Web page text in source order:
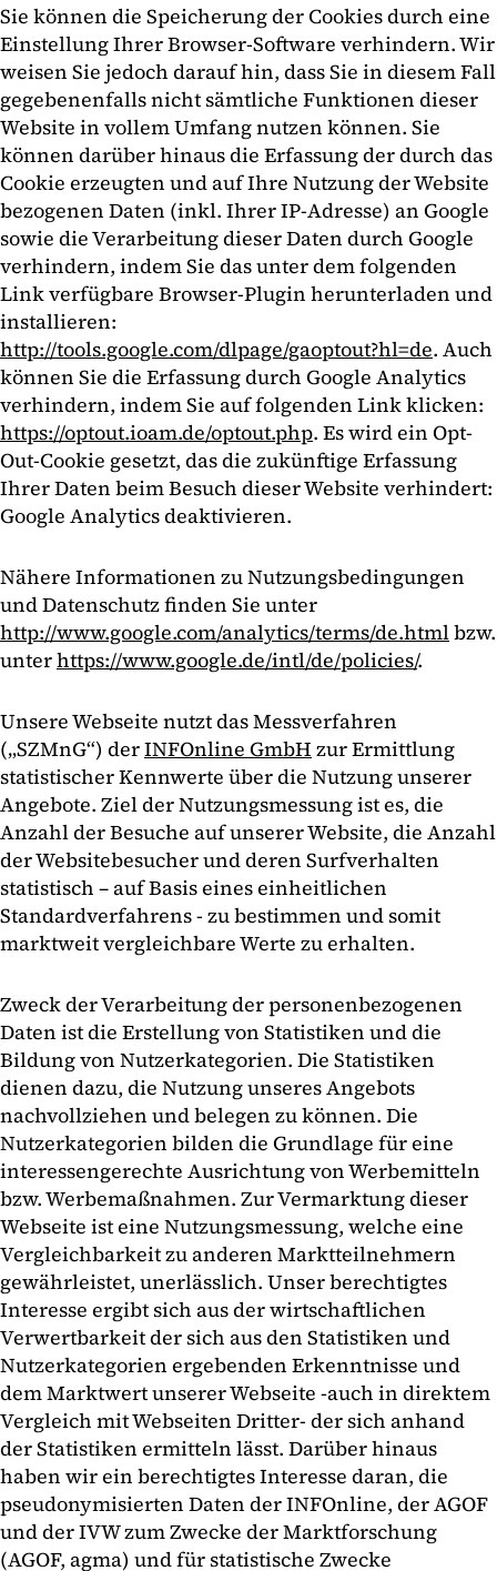
Sie können die Speicherung der Cookies durch eine
Einstellung Ihrer Browser-Software verhindern. Wir
weisen Sie jedoch darauf hin, dass Sie in diesem Fall
gegebenenfalls nicht sämtliche Funktionen dieser
Website in vollem Umfang nutzen können. Sie
können darüber hinaus die Erfassung der durch das
Cookie erzeugten und auf Ihre Nutzung der Website
bezogenen Daten (inkl. Ihrer IP-Adresse) an Google
sowie die Verarbeitung dieser Daten durch Google
verhindern, indem Sie das unter dem folgenden
Link verfügbare Browser-Plugin herunterladen und
installieren:
http://tools.google.com/dlpage/gaoptout?hl=de. Auch
können Sie die Erfassung durch Google Analytics
verhindern, indem Sie auf folgenden Link klicken:
https://optout.ioam.de/optout.php. Es wird ein Opt-
Out-Cookie gesetzt, das die zukünftige Erfassung
Ihrer Daten beim Besuch dieser Website verhindert:
Google Analytics deaktivieren.
Nähere Informationen zu Nutzungsbedingungen
und Datenschutz finden Sie unter
http://www.google.com/analytics/terms/de.htmlbzw.
unterhttps://www.google.de/intl/de/policies/.
Unsere Webseite nutzt das Messverfahren
(„SZMnG“) derINFOnline GmbH zur Ermittlung
statistischer Kennwerte über die Nutzung unserer
Angebote. Ziel der Nutzungsmessung ist es, die
Anzahl der Besuche auf unserer Website, die Anzahl
der Websitebesucher und deren Surfverhalten
statistisch – auf Basis eines einheitlichen
Standardverfahrens - zu bestimmen und somit
marktweit vergleichbare Werte zu erhalten.
Zweck der Verarbeitung der personenbezogenen
Daten ist die Erstellung von Statistiken und die
Bildung von Nutzerkategorien. Die Statistiken
dienen dazu, die Nutzung unseres Angebots
nachvollziehen und belegen zu können. Die
Nutzerkategorien bilden die Grundlage für eine
interessengerechte Ausrichtung von Werbemitteln
bzw. Werbemaßnahmen. Zur Vermarktung dieser
Webseite ist eine Nutzungsmessung, welche eine
Vergleichbarkeit zu anderen Marktteilnehmern
gewährleistet, unerlässlich. Unser berechtigtes
Interesse ergibt sich aus der wirtschaftlichen
Verwertbarkeit der sich aus den Statistiken und
Nutzerkategorien ergebenden Erkenntnisse und
dem Marktwert unserer Webseite -auch in direktem
Vergleich mit Webseiten Dritter- der sich anhand
der Statistiken ermitteln lässt. Darüber hinaus
haben wir ein berechtigtes Interesse daran, die
pseudonymisierten Daten der INFOnline, der AGOF
und der IVW zum Zwecke der Marktforschung
(AGOF, agma) und für statistische Zwecke